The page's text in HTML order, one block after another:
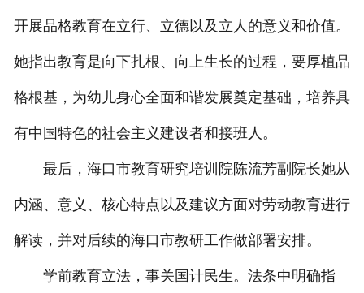
开展品格教育在立行、立德以及立人的意义和价值。
她指出教育是向下扎根、向上生长的过程，要厚植品
格根基，为幼儿身心全面和谐发展奠定基础，培养具
有中国特色的社会主义建设者和接班人。
最后，海口市教育研究培训院陈流芳副院长她从
内涵、意义、核心特点以及建议方面对劳动教育进行
解读，并对后续的海口市教研工作做部署安排。
学前教育立法，事关国计民生。法条中明确指